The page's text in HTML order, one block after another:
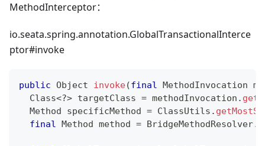
MethodInterceptor：
io.seata.spring.annotation.GlobalTransactionalInterce
ptor#invoke
public Object invoke(final MethodInvocation
Class<?> targetClass = methodInvocation .
Method specificMethod = ClassUtils .
final Method method = BridgeMethodResolver.